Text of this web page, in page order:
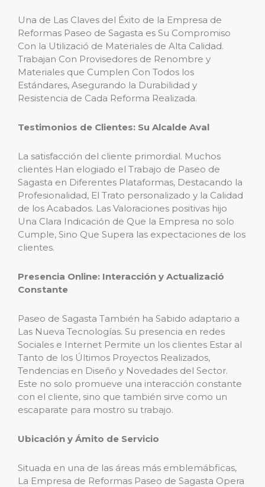
Una de Las Claves del Éxito de la Empresa de
Reformas Paseo de Sagasta es Su Compromiso
Con la Utilizació de Materiales de Alta Calidad.
Trabajan Con Provisedores de Renombre y
Materiales que Cumplen Con Todos los
Estándares, Asegurando la Durabilidad y
Resistencia de Cada Reforma Realizada.
Testimonios de Clientes: Su Alcalde Aval
La satisfacción del cliente primordial. Muchos
clientes Han elogiado el Trabajo de Paseo de
Sagasta en Diferentes Plataformas, Destacando la
Profesionalidad, El Trato personalizado y la Calidad
de los Acabados. Las Valoraciones positivas hijo
Una Clara Indicación de Que la Empresa no solo
Cumple, Sino Que Supera las expectaciones de los
clientes.
Presencia Online: Interacción y Actualizació
Constante
Paseo de Sagasta También ha Sabido adaptario a
Las Nueva Tecnologías. Su presencia en redes
Sociales e Internet Permite un los clientes Estar al
Tanto de los Últimos Proyectos Realizados,
Tendencias en Diseño y Novedades del Sector.
Este no solo promueve una interacción constante
con el cliente, sino que también sirve como un
escaparate para mostro su trabajo.
Ubicación y Ámito de Servicio
Situada en una de las áreas más emblemábficas,
La Empresa de Reformas Paseo de Sagasta Opera